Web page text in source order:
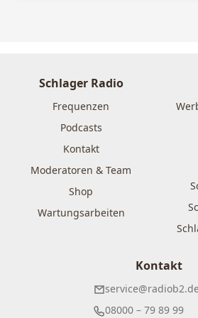
Schlager Radio
Frequenzen
Podcasts
Kontakt
Moderatoren & Team
Shop
Wartungsarbeiten
Kontakt
service@radiob2.de
08000 – 79 89 99